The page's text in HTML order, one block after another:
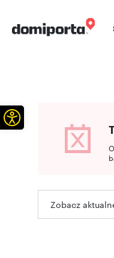
Zobacz
Otwórz pasek narzędzi